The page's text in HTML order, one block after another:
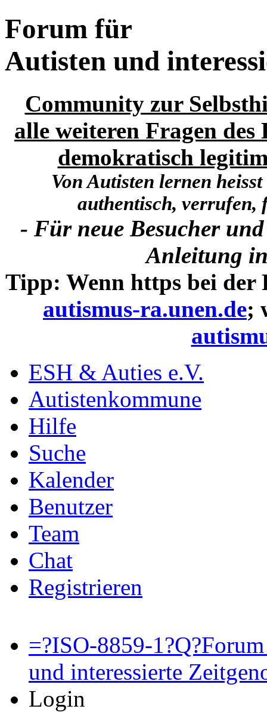
Forum für
Autisten und
Community zur
alle weiteren Fragen
demokratisch
Von Autisten lernen
authentisch, verrufen,
- Für neue Besucher
Anleitung
Tipp: Wenn https bei der
autismus-ra.unen.de;
ESH & Auties e.V.
Autistenkommune
Hilfe
Suche
Kalender
Benutzer
Team
Chat
Registrieren
=?ISO-8859-
und interessierte
Login